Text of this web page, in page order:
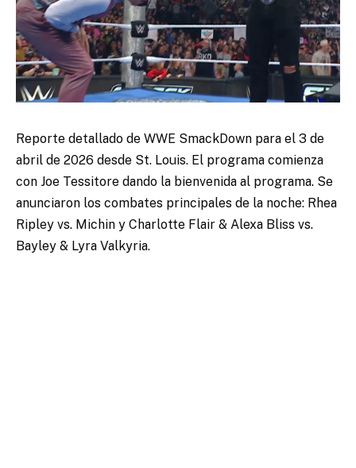
Reporte detallado de WWE SmackDown para el 3 de
abril de 2026 desde St. Louis. El programa comienza
con Joe Tessitore dando la bienvenida al programa. Se
anunciaron los combates principales de la noche: Rhea
Ripley vs. Michin y Charlotte Flair & Alexa Bliss vs.
Bayley & Lyra Valkyria.